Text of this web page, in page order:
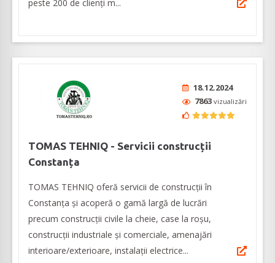
peste 200 de clienți m...
18.12.2024
7863 vizualizări
TOMAS TEHNIQ - Servicii construcții
Constanța
TOMAS TEHNIQ oferă servicii de construcții în
Constanța și acoperă o gamă largă de lucrări
precum construcții civile la cheie, case la roșu,
construcții industriale și comerciale, amenajări
interioare/exterioare, instalații electrice...